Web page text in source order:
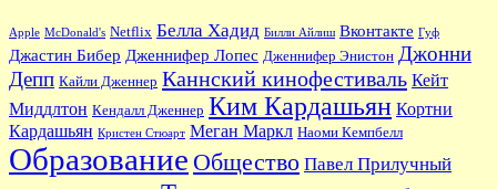
Apple McDonald's Netflix Белла Хадид Билли Айлиш Вконтакте Гуф
Джастин Бибер Дженнифер Лопес Дженнифер Энистон Джонни
Депп Кайли Дженнер Каннский кинофестиваль Кейт
Миддлтон Кендалл Дженнер Ким Кардашьян Кортни
Кардашьян Кристен Стюарт Меган Маркл Наоми Кемпбелл
Образование Общество Павел Прилучный